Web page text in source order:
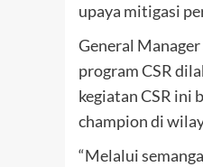
upaya mitigasi
General
program CSR
kegiatan CSR ini
champion di
“Melalui